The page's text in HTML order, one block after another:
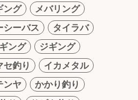
ング
メバリング
シーバス
タイラバ
ング
ジギング
セ釣り
イカメタル
ンヤ
かかり釣り